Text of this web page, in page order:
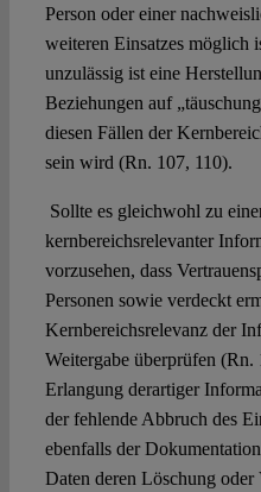
Person oder einer
weiteren Einsatzes möglich
unzulässig ist eine
Beziehungen auf
diesen Fällen der
sein wird (Rn. 107, 110).
Sollte es gleichwohl zu
kernbereichsrelevanter
vorzusehen, dass
Personen sowie verdeckt
Kernbereichsrelevanz der
Weitergabe überprüfen (Rn.
Erlangung derartiger
der fehlende Abbruch des
ebenfalls der
Daten deren Löschung